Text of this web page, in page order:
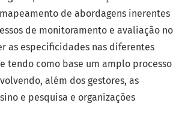
de abordagens inerentes
de monitoramento e avaliação no
as especificidades nas diferentes
tendo como base um amplo processo
além dos gestores, as
e pesquisa e organizações